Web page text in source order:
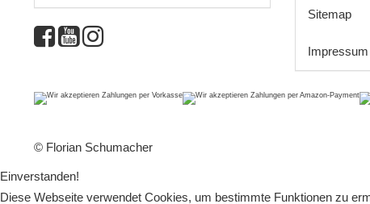
Sitemap
Impressum
© Florian Schumacher
Einverstanden!
Diese Webseite verwendet Cookies, um bestimmte Funktionen zu